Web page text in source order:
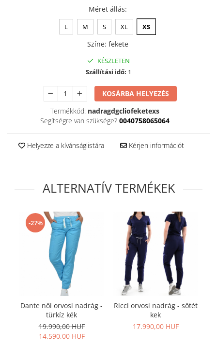
GYEREK SZANDÁL ÉS PAPUCS
STERILIZÁLHATÓ KLUMPA
TÉLI GYAPJÚ PAPUCSOK - női és
KIVEHETŐ TALPBETÉTES KLUMPA
BÜTYKÖS LÁBRA VALÓ PAPUCS
MUNKAVÉDELMI TANUSÍTVÁNNYAL
rendelkező termék
Méret állás:
L M S XL XS
Színe: fekete
KÉSZLETEN
Szállítási idő: 1
KOSÁRBA HELYEZÉS
Termékkód: nadragdgcliofeketexs
Segítségre van szüksége? 0040758065064
Helyezze a kívánságlistára Kérjen információt
ALTERNATÍV TERMÉKEK
-27%
Dante női orvosi nadrág -
türkíz kék
19.990,00 HUF
14.590,00 HUF
Ricci orvosi nadrág - sötét
kek
17.990,00 HUF